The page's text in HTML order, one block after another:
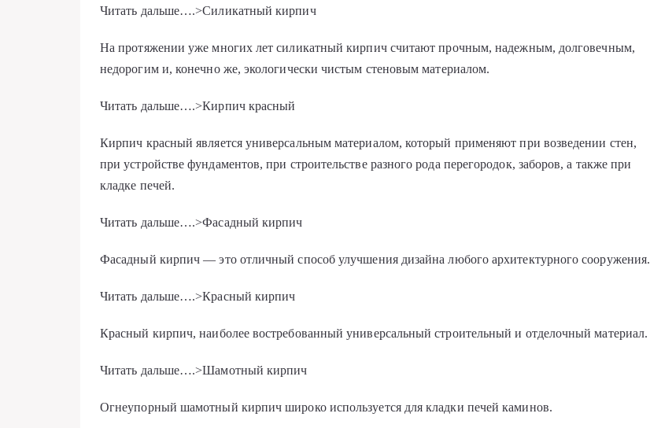
Читать дальше….>Силикатный кирпич
На протяжении уже многих лет силикатный кирпич считают прочным, надежным, долговечным,
недорогим и, конечно же, экологически чистым стеновым материалом.
Читать дальше….>Кирпич красный
Кирпич красный является универсальным материалом, который применяют при возведении стен,
при устройстве фундаментов, при строительстве разного рода перегородок, заборов, а также при
кладке печей.
Читать дальше….>Фасадный кирпич
Фасадный кирпич — это отличный способ улучшения дизайна любого архитектурного сооружения.
Читать дальше….>Красный кирпич
Красный кирпич, наиболее востребованный универсальный строительный и отделочный материал.
Читать дальше….>Шамотный кирпич
Огнеупорный шамотный кирпич широко используется для кладки печей каминов.